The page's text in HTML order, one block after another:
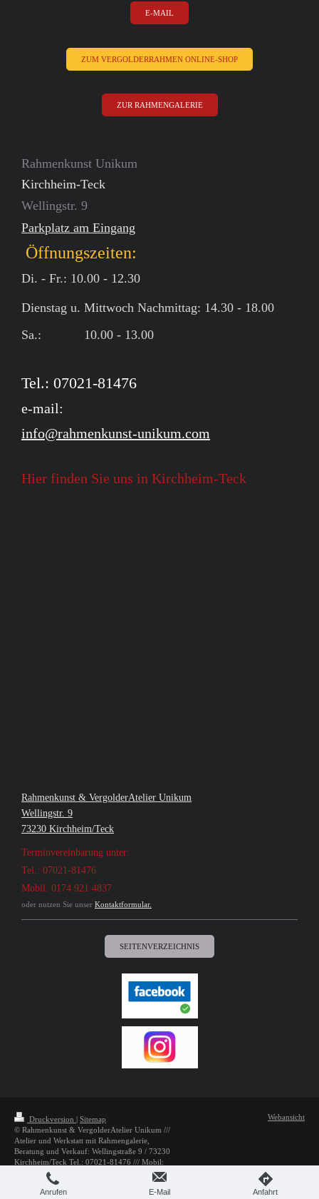
E-MAIL
ZUM VERGOLDERRAHMEN ONLINE-SHOP
ZUR RAHMENGALERIE
Rahmenkunst Unikum
Kirchheim-Teck
Wellingstr. 9
Parkplatz am Eingang
Öffnungszeiten:
Di. - Fr.: 10.00 - 12.30
Dienstag u. Mittwoch Nachmittag: 14.30 - 18.00
Sa.: 10.00 - 13.00
Tel.: 07021-81476
e-mail:
info@rahmenkunst-unikum.com
Hier finden Sie uns in Kirchheim-Teck
Rahmenkunst & VergolderAtelier Unikum
Wellingstr. 9
73230 Kirchheim/Teck
Terminvereinbarung unter:
Tel.: 07021-81476
Mobil: 0174 921 4837
oder nutzen Sie unser Kontaktformular.
SEITENVERZEICHNIS
Druckversion
Sitemap
© Rahmenkunst & VergolderAtelier Unikum ///
Atelier und Werkstatt mit Rahmengalerie,
Beratung und Verkauf: Wellingstraße 9 / 73230
Kirchheim/Teck Tel.: 07021-81476 /// Mobil:
0174 921 48 37, e-mail: info@rahmenkunst-
unikum.com
Webansicht
Anrufen E-Mail Anfahrt